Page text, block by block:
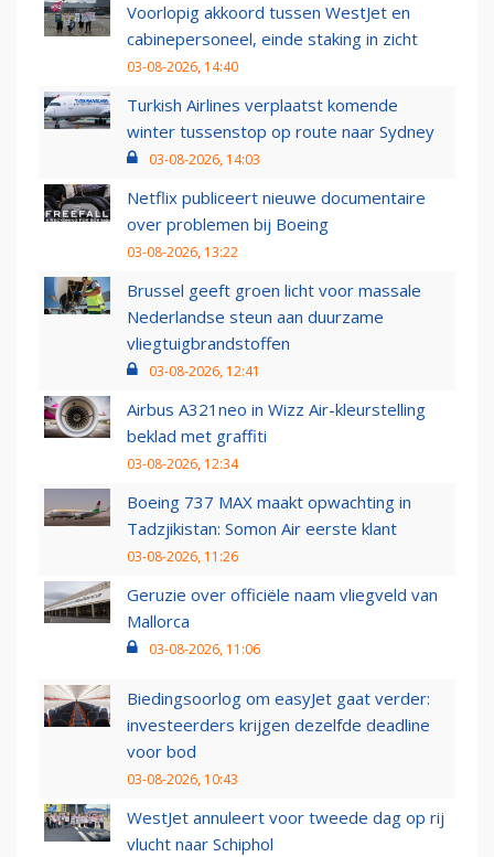
Voorlopig akkoord tussen WestJet en
cabinepersoneel, einde staking in zicht
03-08-2026, 14:40
Turkish Airlines verplaatst komende
winter tussenstop op route naar Sydney
03-08-2026, 14:03
Netflix publiceert nieuwe documentaire
over problemen bij Boeing
03-08-2026, 13:22
Brussel geeft groen licht voor massale
Nederlandse steun aan duurzame
vliegtuigbrandstoffen
03-08-2026, 12:41
Airbus A321neo in Wizz Air-kleurstelling
beklad met graffiti
03-08-2026, 12:34
Boeing 737 MAX maakt opwachting in
Tadzjikistan: Somon Air eerste klant
03-08-2026, 11:26
Geruzie over officiële naam vliegveld van
Mallorca
03-08-2026, 11:06
Biedingsoorlog om easyJet gaat verder:
investeerders krijgen dezelfde deadline
voor bod
03-08-2026, 10:43
WestJet annuleert voor tweede dag op rij
vlucht naar Schiphol